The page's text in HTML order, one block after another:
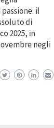
il
di
2025, in
negli